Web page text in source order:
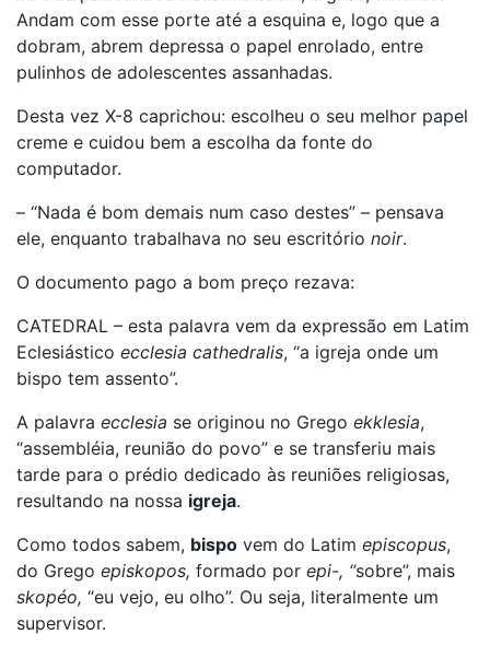
Andam com esse porte até a esquina e, logo que a
dobram, abrem depressa o papel enrolado, entre
pulinhos de adolescentes assanhadas.
Desta vez X-8 caprichou: escolheu o seu melhor papel
creme e cuidou bem a escolha da fonte do
computador.
– “Nada é bom demais num caso destes” – pensava
ele, enquanto trabalhava no seu escritório noir.
O documento pago a bom preço rezava:
CATEDRAL – esta palavra vem da expressão em Latim
Eclesiástico ecclesia cathedralis, “a igreja onde um
bispo tem assento”.
A palavra ecclesia se originou no Grego ekklesia,
“assembléia, reunião do povo” e se transferiu mais
tarde para o prédio dedicado às reuniões religiosas,
resultando na nossa igreja.
Como todos sabem, bispo vem do Latim episcopus,
do Grego episkopos, formado por epi-, “sobre”, mais
skopéo, “eu vejo, eu olho”. Ou seja, literalmente um
supervisor.